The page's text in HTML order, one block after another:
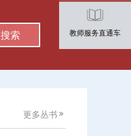
搜索 教师服务直通车
更多丛书